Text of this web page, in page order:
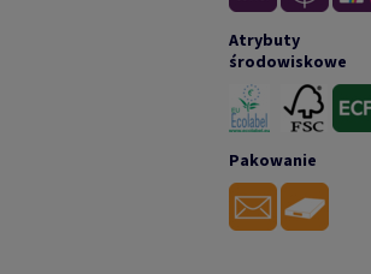
Atrybuty
środowiskowe
Pakowanie